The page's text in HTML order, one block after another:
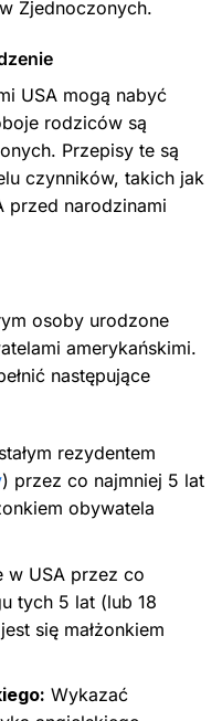
Zjednoczonych.
USA mogą nabyć
rodziców są
Przepisy te są
czynników, takich jak
przed narodzinami
osoby urodzone
amerykańskimi.
następujące
rezydentem
) przez co najmniej 5 lat
obywatela
w USA przez co
tych 5 lat (lub 18
się małżonkiem
Wykazać